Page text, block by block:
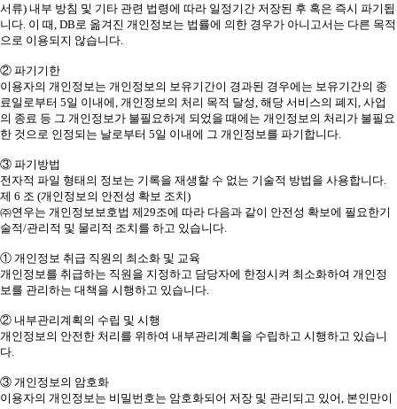
서류) 내부 방침 및 기타 관련 법령에 따라 일정기간 저장된 후 혹은 즉시 파기됩
니다. 이 때, DB로 옮겨진 개인정보는 법률에 의한 경우가 아니고서는 다른 목적
으로 이용되지 않습니다.
② 파기기한
이용자의 개인정보는 개인정보의 보유기간이 경과된 경우에는 보유기간의 종
료일로부터 5일 이내에, 개인정보의 처리 목적 달성, 해당 서비스의 폐지, 사업
의 종료 등 그 개인정보가 불필요하게 되었을 때에는 개인정보의 처리가 불필요
한 것으로 인정되는 날로부터 5일 이내에 그 개인정보를 파기합니다.
③ 파기방법
전자적 파일 형태의 정보는 기록을 재생할 수 없는 기술적 방법을 사용합니다.
제 6 조 (개인정보의 안전성 확보 조치)
㈜연우는 개인정보보호법 제29조에 따라 다음과 같이 안전성 확보에 필요한기
술적/관리적 및 물리적 조치를 하고 있습니다.
① 개인정보 취급 직원의 최소화 및 교육
개인정보를 취급하는 직원을 지정하고 담당자에 한정시켜 최소화하여 개인정
보를 관리하는 대책을 시행하고 있습니다.
② 내부관리계획의 수립 및 시행
개인정보의 안전한 처리를 위하여 내부관리계획을 수립하고 시행하고 있습니
다.
③ 개인정보의 암호화
이용자의 개인정보는 비밀번호는 암호화되어 저장 및 관리되고 있어, 본인만이